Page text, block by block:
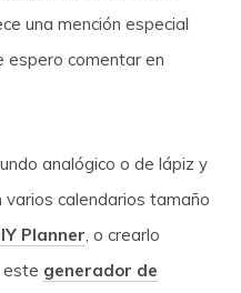
una mención especial
espero comentar en
analógico o de lápiz y
varios calendarios tamaño
Planner, o crearlo
este generador de